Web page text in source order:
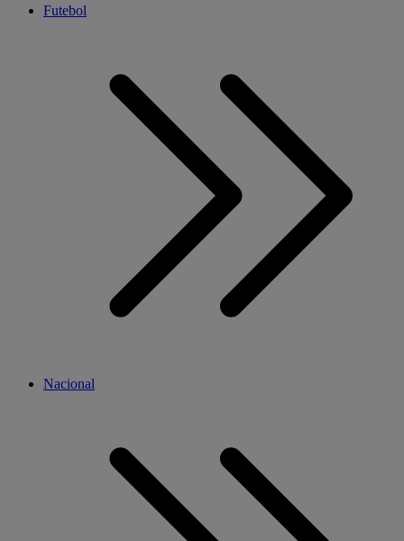
Futebol
Nacional